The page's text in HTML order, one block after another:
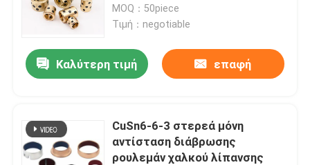
θερμοκρασίας
MOQ：50piece
Τιμή：negotiable
Καλύτερη τιμή επαφή
CuSn6-6-3 στερεά μόνη
αντίσταση διάβρωσης
ρουλεμάν χαλκού λίπανσης